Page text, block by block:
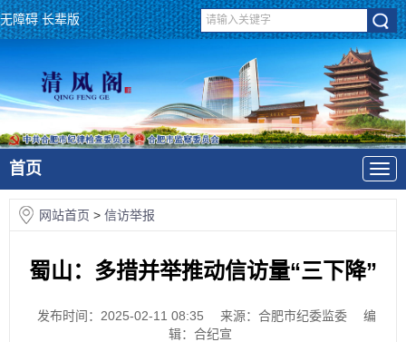
无障碍 长辈版
首页
网站首页 > 信访举报
蜀山：多措并举推动信访量“三下降”
发布时间：2025-02-11 08:35 来源：合肥市纪委监委
编
辑：合纪宣